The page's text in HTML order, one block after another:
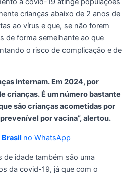
crianças abaixo de 2 anos de
ao vírus e que, se não forem
de forma semelhante ao que
o risco de complicação e de
internam. Em 2024, por
crianças. É um número bastante
são crianças acometidas por
por vacina”, alertou.
no WhatsApp
idade também são uma
da covid-19, já que com o